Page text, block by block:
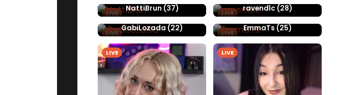
LIVE NattiBrun (37) LIVE ravendlc (28)
LIVE GabiLozada (22) LIVE EmmaTs (25)
LIVE LIVE